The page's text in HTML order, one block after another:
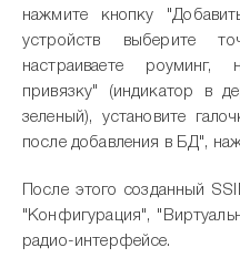
нажмите кнопку
устройств выберите
настраиваете
привязку" (индикатор в
зеленый), установите
после добавления в БД",
После этого созданный
"Конфигурация",
радио-интерфейсе.